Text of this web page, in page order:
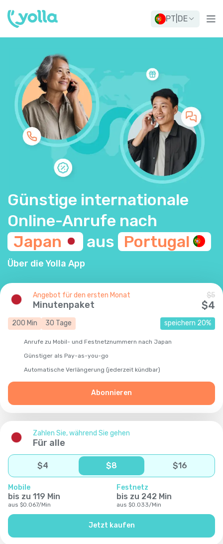
PT DE
Günstige internationale
Online-Anrufe nach
Japan
aus Portugal
Über die Yolla App
Angebot für den ersten Monat
Minutenpaket
$5
$4
200 Min 30 Tage speichern 20%
Anrufe zu Mobil- und Festnetznummern nach Japan
Günstiger als Pay-as-you-go
Automatische Verlängerung (jederzeit kündbar)
Abonnieren
Zahlen Sie, während Sie gehen
Für alle
$4 $8 $16
Mobile
bis zu 119 Min
aus $0.067/Min
Festnetz
bis zu 242 Min
aus $0.033/Min
Jetzt kaufen